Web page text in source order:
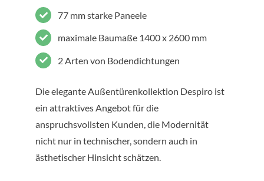
77 mm starke Paneele
maximale Baumaße 1400 x 2600 mm
2 Arten von Bodendichtungen
Die elegante Außentürenkollektion Despiro ist
ein attraktives Angebot für die
anspruchsvollsten Kunden, die Modernität
nicht nur in technischer, sondern auch in
ästhetischer Hinsicht schätzen.